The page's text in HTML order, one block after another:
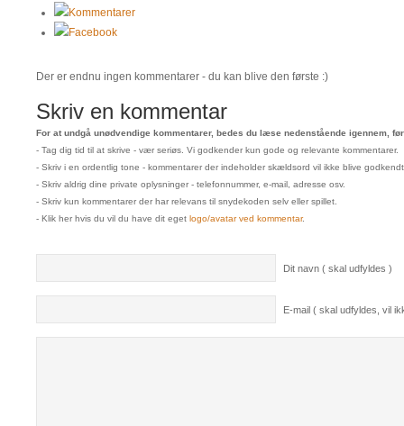
Kommentarer
Facebook
Der er endnu ingen kommentarer - du kan blive den første :)
Skriv en kommentar
For at undgå unødvendige kommentarer, bedes du læse nedenstående igennem,
- Tag dig tid til at skrive - vær seriøs. Vi godkender kun gode og relevante kommentarer.
- Skriv i en ordentlig tone - kommentarer der indeholder skældsord vil ikke blive
- Skriv aldrig dine private oplysninger - telefonnummer, e-mail, adresse osv.
- Skriv kun kommentarer der har relevans til snydekoden selv eller spillet.
- Klik her hvis du vil du have dit eget logo/avatar ved kommentar.
Dit navn ( skal udfyldes )
E-mail ( skal udfyldes, vil